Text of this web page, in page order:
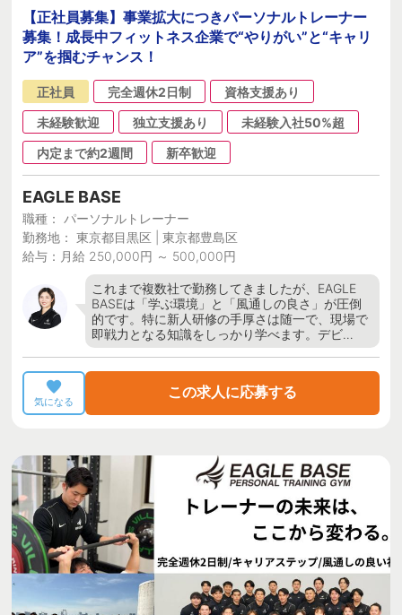
【正社員募集】事業拡大につきパーソナルトレーナー
募集！成長中フィットネス企業で“やりがい”と“キャリ
ア”を掴むチャンス！
正社員 完全週休2日制
資格支援あり
未経験歓迎
独立支援あり
未経験入社50%超
内定まで約2週間
新卒歓迎
EAGLE BASE
職種： パーソナルトレーナー
勤務地： 東京都目黒区 | 東京都豊島区
給与：月給 250,000円 ～ 500,000円
これまで複数社で勤務してきましたが、EAGLE
BASEは「学ぶ環境」と「風通しの良さ」が圧倒
的です。 ​特に新人研修の手厚さは随一で、現場で
即戦力となる知識をしっかり学べます。デビ…
気になる
この求人に応募する